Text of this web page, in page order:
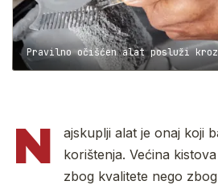
Pravilno očišćen alat posluži kroz
N
ajskuplji alat je onaj koji
korištenja. Većina
zbog kvalitete nego